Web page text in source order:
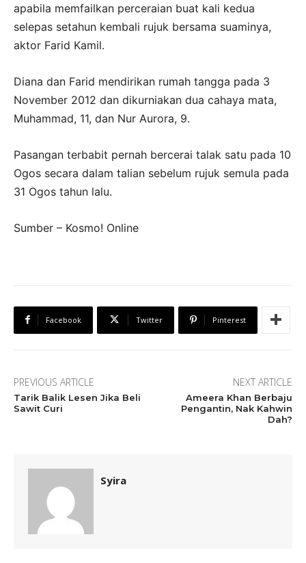
apabila memfailkan perceraian buat kali kedua
selepas setahun kembali rujuk bersama suaminya,
aktor Farid Kamil.
Diana dan Farid mendirikan rumah tangga pada 3
November 2012 dan dikurniakan dua cahaya mata,
Muhammad, 11, dan Nur Aurora, 9.
Pasangan terbabit pernah bercerai talak satu pada 10
Ogos secara dalam talian sebelum rujuk semula pada
31 Ogos tahun lalu.
Sumber – Kosmo! Online
Facebook Twitter Pinterest
PREVIOUS ARTICLE
Tarik Balik Lesen Jika Beli
Sawit Curi
NEXT ARTICLE
Ameera Khan Berbaju
Pengantin, Nak Kahwin
Dah?
Syira